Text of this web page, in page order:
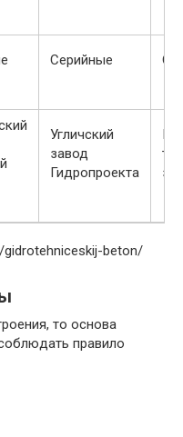
Серийные
Угличский
завод
Гидропроекта
beton/
то основа
правило